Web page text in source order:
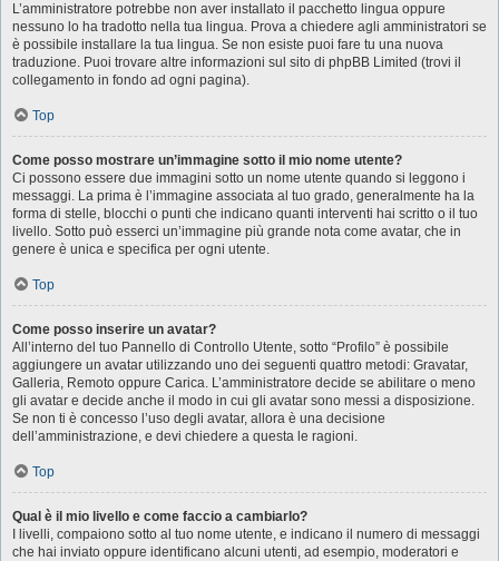
L’amministratore potrebbe non aver installato il pacchetto lingua oppure
nessuno lo ha tradotto nella tua lingua. Prova a chiedere agli amministratori se
è possibile installare la tua lingua. Se non esiste puoi fare tu una nuova
traduzione. Puoi trovare altre informazioni sul sito di phpBB Limited (trovi il
collegamento in fondo ad ogni pagina).
Top
Come posso mostrare un’immagine sotto il mio nome utente?
Ci possono essere due immagini sotto un nome utente quando si leggono i
messaggi. La prima è l’immagine associata al tuo grado, generalmente ha la
forma di stelle, blocchi o punti che indicano quanti interventi hai scritto o il tuo
livello. Sotto può esserci un’immagine più grande nota come avatar, che in
genere è unica e specifica per ogni utente.
Top
Come posso inserire un avatar?
All’interno del tuo Pannello di Controllo Utente, sotto “Profilo” è possibile
aggiungere un avatar utilizzando uno dei seguenti quattro metodi: Gravatar,
Galleria, Remoto oppure Carica. L’amministratore decide se abilitare o meno
gli avatar e decide anche il modo in cui gli avatar sono messi a disposizione.
Se non ti è concesso l’uso degli avatar, allora è una decisione
dell’amministrazione, e devi chiedere a questa le ragioni.
Top
Qual è il mio livello e come faccio a cambiarlo?
I livelli, compaiono sotto al tuo nome utente, e indicano il numero di messaggi
che hai inviato oppure identificano alcuni utenti, ad esempio, moderatori e